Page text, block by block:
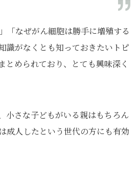
「なぜがん細胞は勝手に増殖する
識がなくとも知っておきたいトピ
とめられており、とても興味深く
小さな子どもがいる親はもちろん
成人したという世代の方にも有効